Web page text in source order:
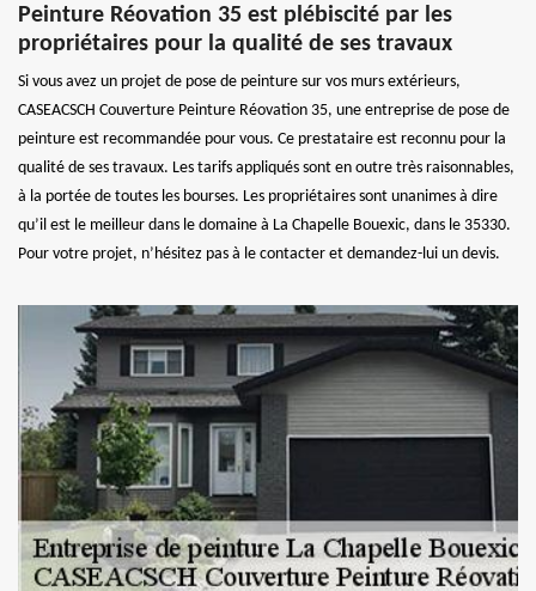
Peinture Réovation 35 est plébiscité par les
propriétaires pour la qualité de ses travaux
Si vous avez un projet de pose de peinture sur vos murs extérieurs,
CASEACSCH Couverture Peinture Réovation 35, une entreprise de pose de
peinture est recommandée pour vous. Ce prestataire est reconnu pour la
qualité de ses travaux. Les tarifs appliqués sont en outre très raisonnables,
à la portée de toutes les bourses. Les propriétaires sont unanimes à dire
qu’il est le meilleur dans le domaine à La Chapelle Bouexic, dans le 35330.
Pour votre projet, n’hésitez pas à le contacter et demandez-lui un devis.